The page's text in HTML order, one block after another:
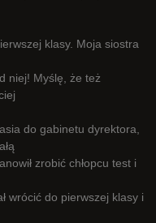
klasy. Moja siostra
niej! Myślę, że też
do gabinetu dyrektora,
zrobić chłopcu test i
wrócić do pierwszej klasy i